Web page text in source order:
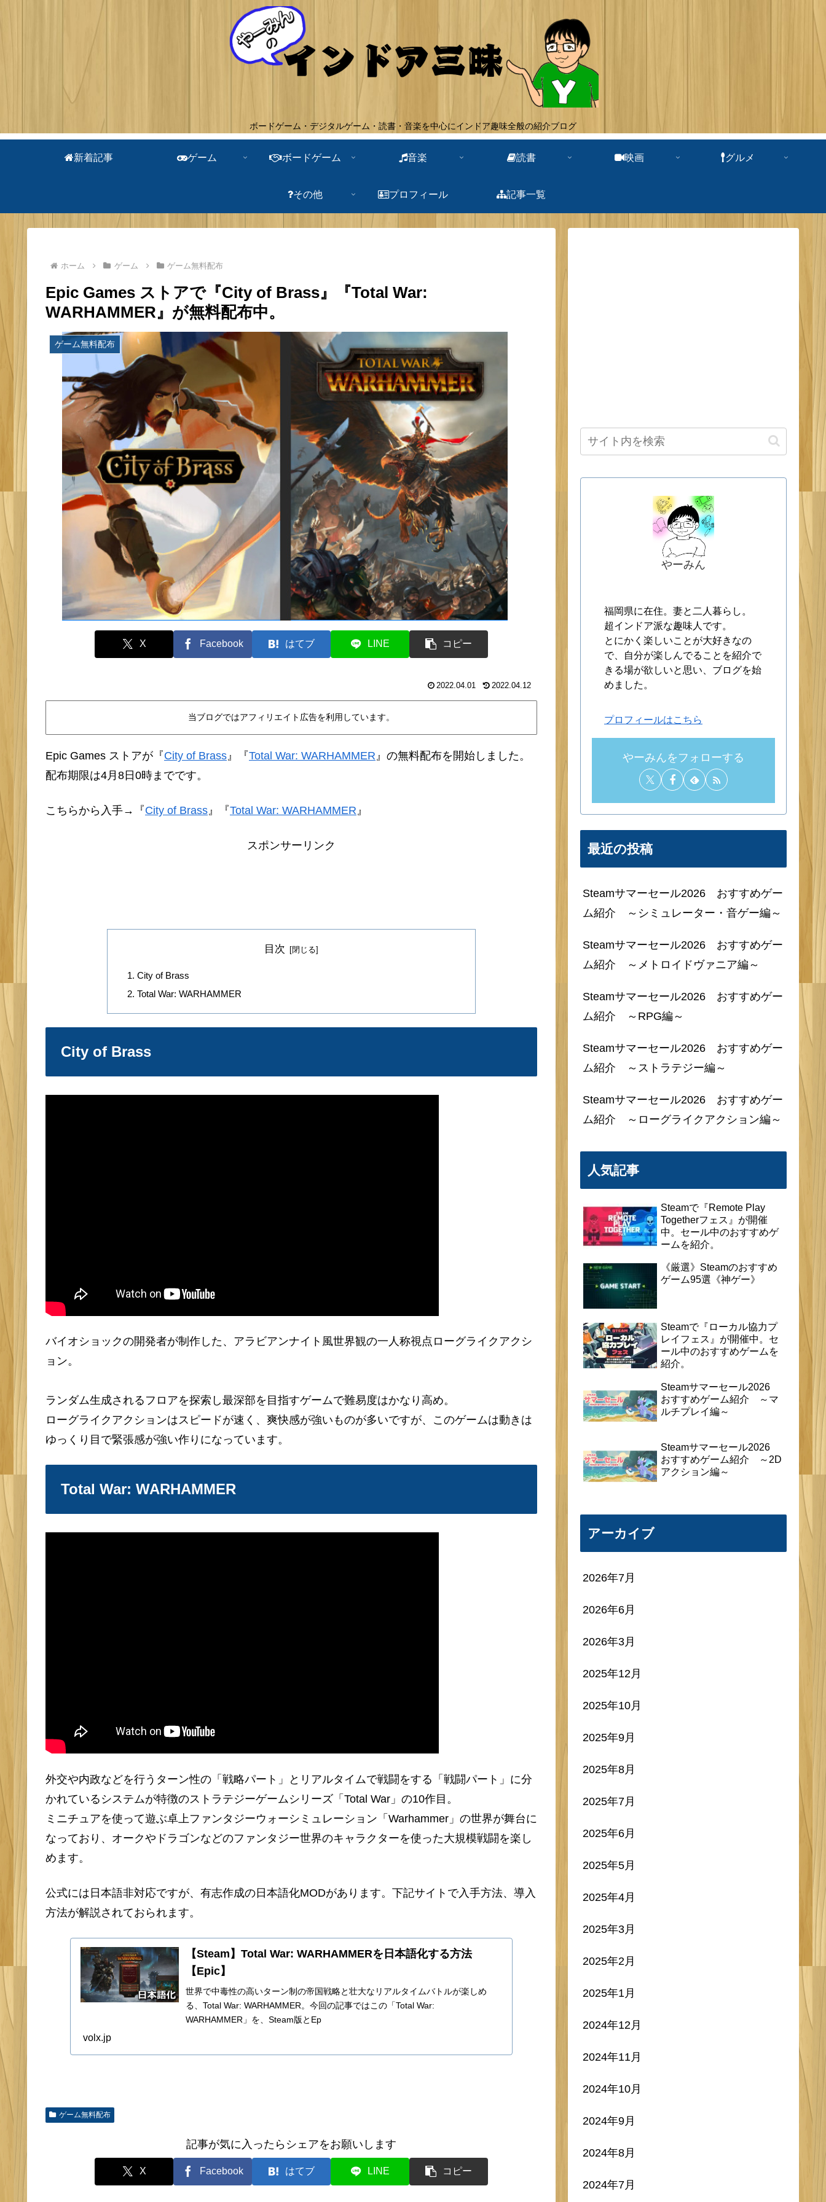
ボードゲーム・デジタルゲーム・読書・音楽を中心にインドア趣味全般の紹介ブログ
新着記事 ゲーム ボードゲーム 音楽 読書 映画 グルメ
その他 プロフィール 記事一覧
ホーム ゲーム ゲーム無料配布
Epic Games ストアで『City of Brass』『Total War:
WARHAMMER』が無料配布中。
ゲーム無料配布
X Facebook はてブ LINE コピー
2022.04.01 2022.04.12
当ブログではアフィリエイト広告を利用しています。
Epic Games ストアが 『City of Brass 』 『Total War: WARHAMMER 』 の無料配布を開始しました。
配布期限は4月8日0時までです。
こちらから入手→ 『City of Brass 』 『Total War: WARHAMMER 』
スポンサーリンク
目次
City of Brass
Total War: WARHAMMER
City of Brass
バイオショックの開発者が制作した、アラビアンナイト風世界観の一人称視点ローグライクアクシ
ョン。
ランダム生成されるフロアを探索し最深部を目指すゲームで難易度はかなり高め。
ローグライクアクションはスピードが速く、爽快感が強いものが多いですが、このゲームは動きは
ゆっくり目で緊張感が強い作りになっています。
Total War: WARHAMMER
外交や内政などを行うターン性の「戦略パート」とリアルタイムで戦闘をする「戦闘パート」に分
かれているシステムが特徴のストラテジーゲームシリーズ「Total War」の10作目。
ミニチュアを使って遊ぶ卓上ファンタジーウォーシミュレーション「Warhammer」の世界が舞台に
なっており、オークやドラゴンなどのファンタジー世界のキャラクターを使った大規模戦闘を楽し
めます。
公式には日本語非対応ですが、有志作成の日本語化MODがあります。下記サイトで入手方法、導入
方法が解説されておられます。
【Steam】Total War: WARHAMMERを日本語化する方法
【Epic】
世界で中毒性の高いターン制の帝国戦略と壮大なリアルタイムバトルが楽しめ
る、Total War: WARHAMMER。今回の記事ではこの「Total War:
WARHAMMER」を、Steam版とEp
volx.jp
ゲーム無料配布
記事が気に入ったらシェアをお願いします
X Facebook はてブ LINE コピー
やーみん
福岡県に在住。妻と二人暮らし。
超インドア派な趣味人です。
とにかく楽しいことが大好きなの
で、自分が楽しんでることを紹介で
きる場が欲しいと思い、ブログを始
めました。
プロフィールはこちら
やーみんをフォローする
最近の投稿
Steamサマーセール2026 おすすめゲー
ム紹介 ～シミュレーター・音ゲー編～
Steamサマーセール2026 おすすめゲー
ム紹介 ～メトロイドヴァニア編～
Steamサマーセール2026 おすすめゲー
ム紹介 ～RPG編～
Steamサマーセール2026 おすすめゲー
ム紹介 ～ストラテジー編～
Steamサマーセール2026 おすすめゲー
ム紹介 ～ローグライクアクション編～
人気記事
Steamで『Remote Play
Togetherフェス』が開催
中。セール中のおすすめゲ
ームを紹介。
《厳選》Steamのおすすめ
ゲーム95選《神ゲー》
Steamで『ローカル協力プ
レイフェス』が開催中。セ
ール中のおすすめゲームを
紹介。
Steamサマーセール2026
おすすめゲーム紹介 ～マ
ルチプレイ編～
Steamサマーセール2026
おすすめゲーム紹介 ～2D
アクション編～
アーカイブ
2026年7月
2026年6月
2026年3月
2025年12月
2025年10月
2025年9月
2025年8月
2025年7月
2025年6月
2025年5月
2025年4月
2025年3月
2025年2月
2025年1月
2024年12月
2024年11月
2024年10月
2024年9月
2024年8月
2024年7月